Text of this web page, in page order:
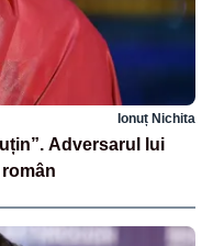
Ionuț Nichita
Adversarul lui